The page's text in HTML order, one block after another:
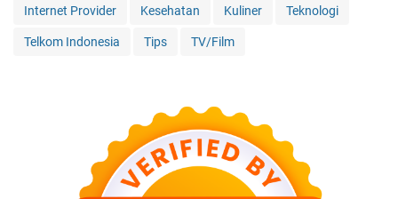
Internet Provider Kesehatan Kuliner Teknologi
Telkom Indonesia Tips TV/Film